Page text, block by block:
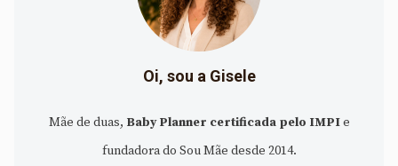
Oi, sou a Gisele
Mãe de duas, Baby Planner certificada pelo IMPIe
fundadora do Sou Mãe desde 2014.